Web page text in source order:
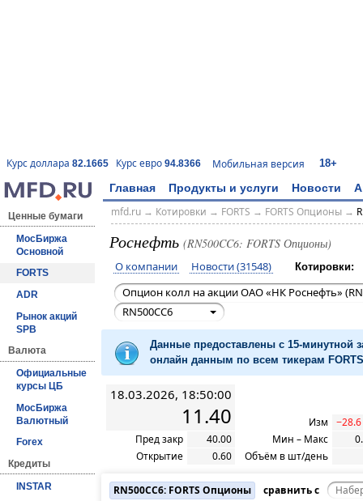
Курс доллара 82.1665 Курс евро 94.8366 Мобильная версия 18+
Главная Продукты и услуги Новости
Ценные бумаги
МосБиржа
Основной
FORTS
ADR
Рынок акций
SPB
Валюта
Официальные
курсы ЦБ
МосБиржа
Валютный
Forex
Кредиты
INSTAR
mfd.ru→ Котировки → FORTS → FORTS Опционы→
Роснефть (RN500CC6: FORTS Опционы)
О компании Новости (31548) Котировки:
Опцион колл на акции ОАО «НК Роснефть»
RN500CC6
Данные предоставлены с 15-минутной
онлайн данным по всем тикерам
18.03.2026, 18:50:00
11.40
Пред закр
40.00
Открытие
0.60
Изм
Мин – Макс
Объём в шт/день
RN500CC6: FORTS Опционы
сравнить с